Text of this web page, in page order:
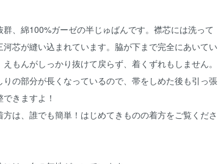
群、綿100%ガーゼの半じゅばんです。襟芯には洗って
河芯が縫い込まれています。脇が下まで完全にあいてい
えもんがしっかり抜けて戻らず、着くずれもしません。
りの部分が長くなっているので、帯をしめた後も引っ張
できますよ！
は、 誰でも簡単！はじめてきものの着方をご覧くださ